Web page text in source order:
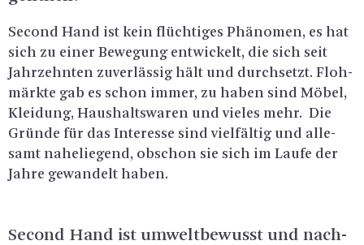
Se­cond Hand ist kein flüch­ti­ges Phä­no­men, es hat
sich zu einer Be­we­gung ent­wi­ckelt, die sich seit
Jahr­zehn­ten zu­ver­läs­sig hält und durch­setzt. Floh­
märk­te gab es schon immer, zu haben sind Möbel,
Klei­dung, Haus­halts­wa­ren und vie­les mehr. Die
Grün­de für das In­ter­es­se sind viel­fäl­tig und al­le­
samt na­he­lie­gend, ob­schon sie sich im Laufe der
Jahre ge­wan­delt haben.
Se­cond Hand ist um­welt­be­wusst und nach­